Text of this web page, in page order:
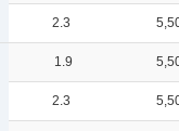
2.3
1.9
2.3